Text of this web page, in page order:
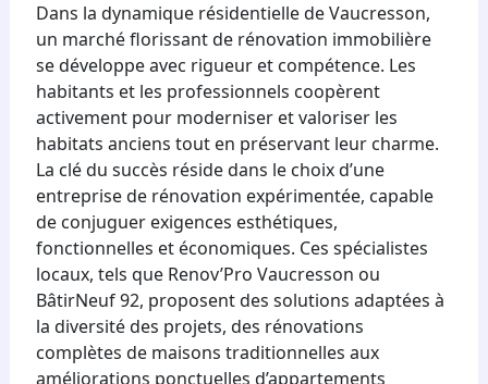
Dans la dynamique résidentielle de Vaucresson,
un marché florissant de rénovation immobilière
se développe avec rigueur et compétence. Les
habitants et les professionnels coopèrent
activement pour moderniser et valoriser les
habitats anciens tout en préservant leur charme.
La clé du succès réside dans le choix d’une
entreprise de rénovation expérimentée, capable
de conjuguer exigences esthétiques,
fonctionnelles et économiques. Ces spécialistes
locaux, tels que Renov’Pro Vaucresson ou
BâtirNeuf 92, proposent des solutions adaptées à
la diversité des projets, des rénovations
complètes de maisons traditionnelles aux
améliorations ponctuelles d’appartements